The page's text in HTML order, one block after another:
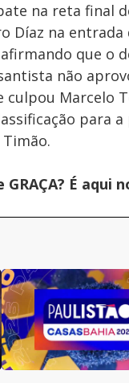
na reta final
Díaz na
que o
não
culpou Marcelo
para
É aqui